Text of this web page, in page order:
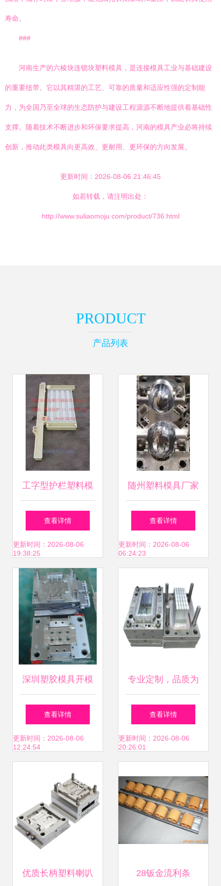
寿命。
###
河南生产的六棱块连锁块塑料模具，是连接模具工业与基础建设
的重要纽带。它以其精湛的工艺、可靠的质量和适应性强的定制能
力，为全国乃至全球的生态防护与建设工程源源不断地提供着基础性
支撑。随着技术不断进步和环保要求提高，河南的模具产业必将持续
创新，推动此类模具向更高效、更耐用、更环保的方向发展。
更新时间：2026-08-06 21:46:45
如若转载，请注明出处：
http://www.suliaomoju.com/product/736.html
PRODUCT
产品列表
工字型护栏塑料模
具 功能、设计与应
用解析
查看详情
更新时间：2026-08-06
19:38:25
随州塑料模具厂家
精工智造，赋能产
业升级
查看详情
更新时间：2026-08-06
06:24:23
深圳塑胶模具开模
厂价格与厂家选择
指南——以常平益
查看详情
更新时间：2026-08-06
12:24:54
专业定制，品质为
先 台州市拓优模塑
电池盒模具厂家直
查看详情
更新时间：2026-08-06
20:26:01
优质长柄塑料喇叭 28钣金流利条